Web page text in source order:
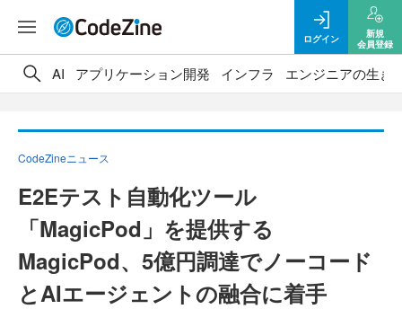
ログイン
新規
会員登録
AI アプリケーション開発 インフラ エンジニアの生き
CodeZineニュース
E2Eテスト自動化ツール
「MagicPod」を提供する
MagicPod、5億円調達でノーコード
とAIエージェントの融合に着手